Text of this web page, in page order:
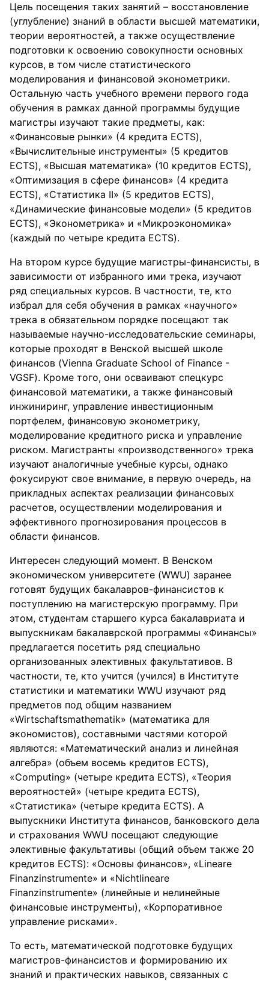
Цель посещения таких занятий – восстановление
(углубление) знаний в области высшей математики,
теории вероятностей, а также осуществление
подготовки к освоению совокупности основных
курсов, в том числе статистического
моделирования и финансовой эконометрики.
Остальную часть учебного времени первого года
обучения в рамках данной программы будущие
магистры изучают такие предметы, как:
«Финансовые рынки» (4 кредита ECTS),
«Вычислительные инструменты» (5 кредитов
ECTS), «Высшая математика» (10 кредитов ECTS),
«Оптимизация в сфере финансов» (4 кредита
ECTS), «Статистика II» (5 кредитов ECTS),
«Динамические финансовые модели» (5 кредитов
ECTS), «Эконометрика» и «Микроэкономика»
(каждый по четыре кредита ECTS).
На втором курсе будущие магистры-финансисты, в
зависимости от избранного ими трека, изучают
ряд специальных курсов. В частности, те, кто
избрал для себя обучения в рамках «научного»
трека в обязательном порядке посещают так
называемые научно-исследовательские семинары,
которые проходят в Венской высшей школе
финансов (Vienna Graduate School of Finance -
VGSF). Кроме того, они осваивают спецкурс
финансовой математики, а также финансовый
инжиниринг, управление инвестиционным
портфелем, финансовую эконометрику,
моделирование кредитного риска и управление
риском. Магистранты «производственного» трека
изучают аналогичные учебные курсы, однако
фокусируют свое внимание, в первую очередь, на
прикладных аспектах реализации финансовых
расчетов, осуществлении моделирования и
эффективного прогнозирования процессов в
области финансов.
Интересен следующий момент. В Венском
экономическом университете (WWU) заранее
готовят будущих бакалавров-финансистов к
поступлению на магистерскую программу. При
этом, студентам старшего курса бакалавриата и
выпускникам бакалаврской программы «Финансы»
предлагается посетить ряд специально
организованных элективных факультативов. В
частности, те, кто учится (учился) в Институте
статистики и математики WWU изучают ряд
предметов под общим названием
«Wirtschaftsmathematik» (математика для
экономистов), составными частями которой
являются: «Математический анализ и линейная
алгебра» (объем восемь кредитов ECTS),
«Computing» (четыре кредита ECTS), «Теория
вероятностей» (четыре кредита ECTS),
«Статистика» (четыре кредита ECTS). А
выпускники Института финансов, банковского дела
и страхования WWU посещают следующие
элективные факультативы (общий объем также 20
кредитов ECTS): «Основы финансов», «Lineare
Finanzinstrumente» и «Nichtlineare
Finanzinstrumente» (линейные и нелинейные
финансовые инструменты), «Корпоративное
управление рисками».
То есть, математической подготовке будущих
магистров-финансистов и формированию их
знаний и практических навыков, связанных с